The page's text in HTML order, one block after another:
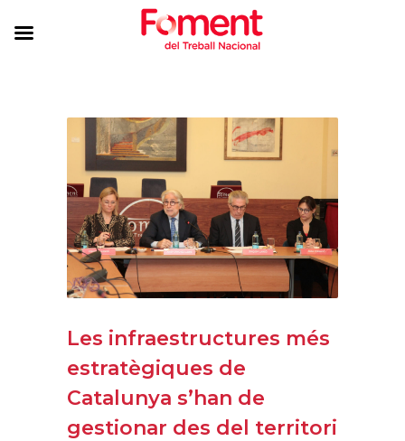
Les infraestructures més
estratègiques de
Catalunya s’han de
gestionar des del territori